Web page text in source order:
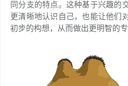
同分支的特点。这种基于兴趣的
更清晰地认识自己，也能让他们
初步的构想，从而做出更明智的专